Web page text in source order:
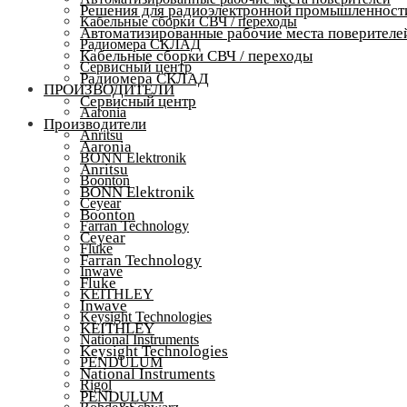
Кабельные сборки СВЧ / переходы
Радиомера СКЛАД
Сервисный центр
ПРОИЗВОДИТЕЛИ
Aaronia
Anritsu
BONN Elektronik
Boonton
Ceyear
Farran Technology
Fluke
Inwave
KEITHLEY
Keysight Technologies
National Instruments
PENDULUM
Rigol
Решения для радиоэлектронной
Автоматизированные рабочие места
Кабельные сборки СВЧ / переходы
Радиомера СКЛАД
Сервисный центр
Производители
Aaronia
Anritsu
BONN Elektronik
Boonton
Ceyear
Farran Technology
Fluke
Inwave
KEITHLEY
Keysight Technologies
National Instruments
PENDULUM